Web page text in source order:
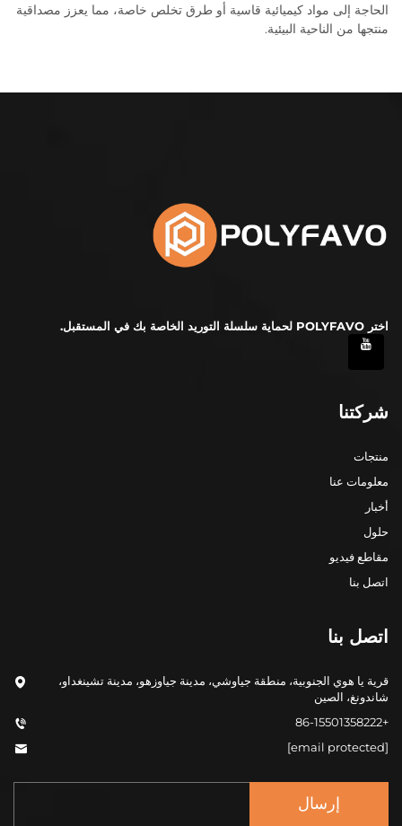
الحاجة إلى مواد كيميائية قاسية أو طرق تخلص خاصة، مما يعزز مصداقية
منتجها من الناحية البيئية.
اختر POLYFAVO لحماية سلسلة التوريد الخاصة بك في المستقبل.
شركتنا
منتجات
معلومات عنا
أخبار
حلول
مقاطع فيديو
اتصل بنا
اتصل بنا
قرية يا هوي الجنوبية، منطقة جياوشي، مدينة جياوزهو، مدينة تشينغداو،
شاندونغ، الصين
+86-15501358222
[email protected]
إرسال